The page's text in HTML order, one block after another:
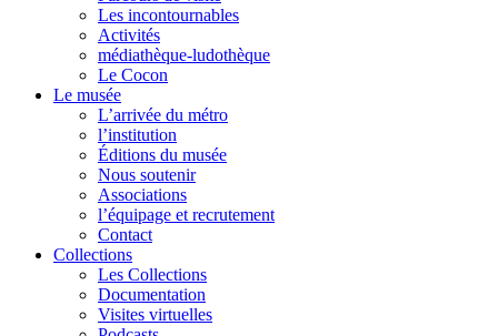
Les incontournables
Activités
médiathèque-ludothèque
Le Cocon
Le musée
L’arrivée du métro
l’institution
Éditions du musée
Nous soutenir
Associations
l’équipage et recrutement
Contact
Collections
Les Collections
Documentation
Visites virtuelles